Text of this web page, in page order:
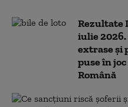
Rezultate
iulie
extrase și
puse în
Română